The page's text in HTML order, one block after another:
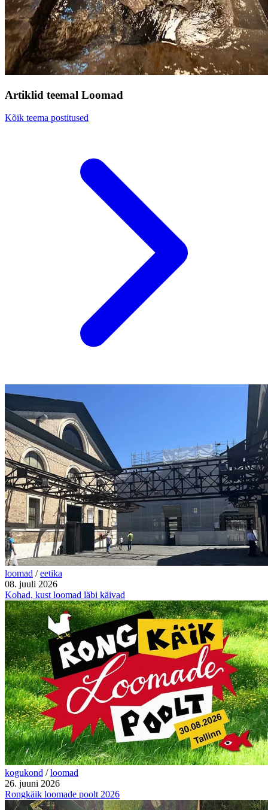
Artiklid teemal Loomad
Kõik teema postitused
loomad / eetika
08. juuli 2026
Kohad, kust loomad läbi käivad
kogukond / loomad
26. juuni 2026
Rongkäik loomade poolt 2026